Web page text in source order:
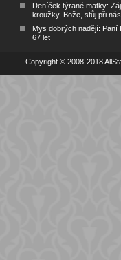
Deníček týrané matky:
kroužky, Bože, stůj při nás
Mys dobrých nadějí: Paní
67 let
Copyright © 2008-2018